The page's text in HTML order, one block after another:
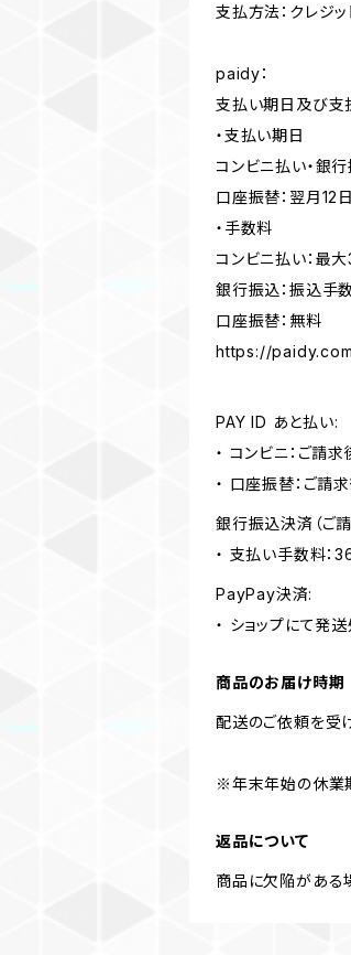
支払方法：クレジ
paidy：
支払い期日及び支
・支払い期日
コンビニ払い・銀
口座振替：翌月12
・手数料
コンビニ払い：最大
銀行振込：振込手
口座振替：無料
https://paidy.com/
PAY ID あと払い:
・ コンビニ：ご請
・ 口座振替：ご請
銀行振込決済（ご
・ 支払い手数料：
PayPay決済:
・ ショップにて発
商品のお届け時期
配送のご依頼を受
※年末年始の休業
返品について
商品に欠陥がある